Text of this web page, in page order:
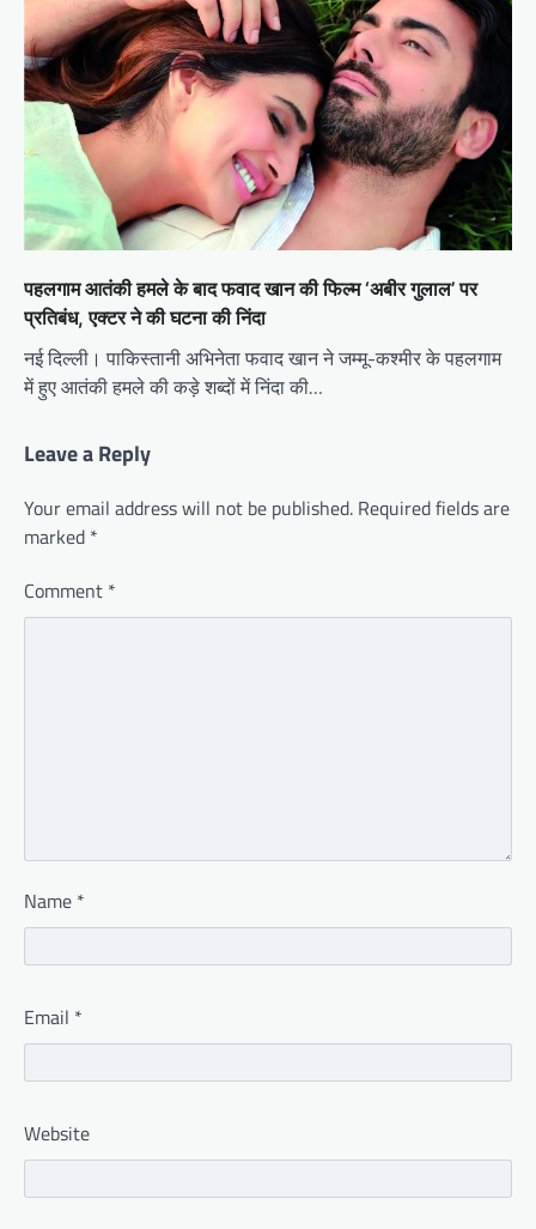
पहलगाम आतंकी हमले के बाद फवाद खान की फिल्म ‘अबीर गुलाल’ पर
प्रतिबंध, एक्टर ने की घटना की निंदा
नई दिल्ली। पाकिस्तानी अभिनेता फवाद खान ने जम्मू-कश्मीर के पहलगाम
में हुए आतंकी हमले की कड़े शब्दों में निंदा की…
Leave a Reply
Your email address will not be published. Required fields are
marked *
Comment *
Name *
Email *
Website